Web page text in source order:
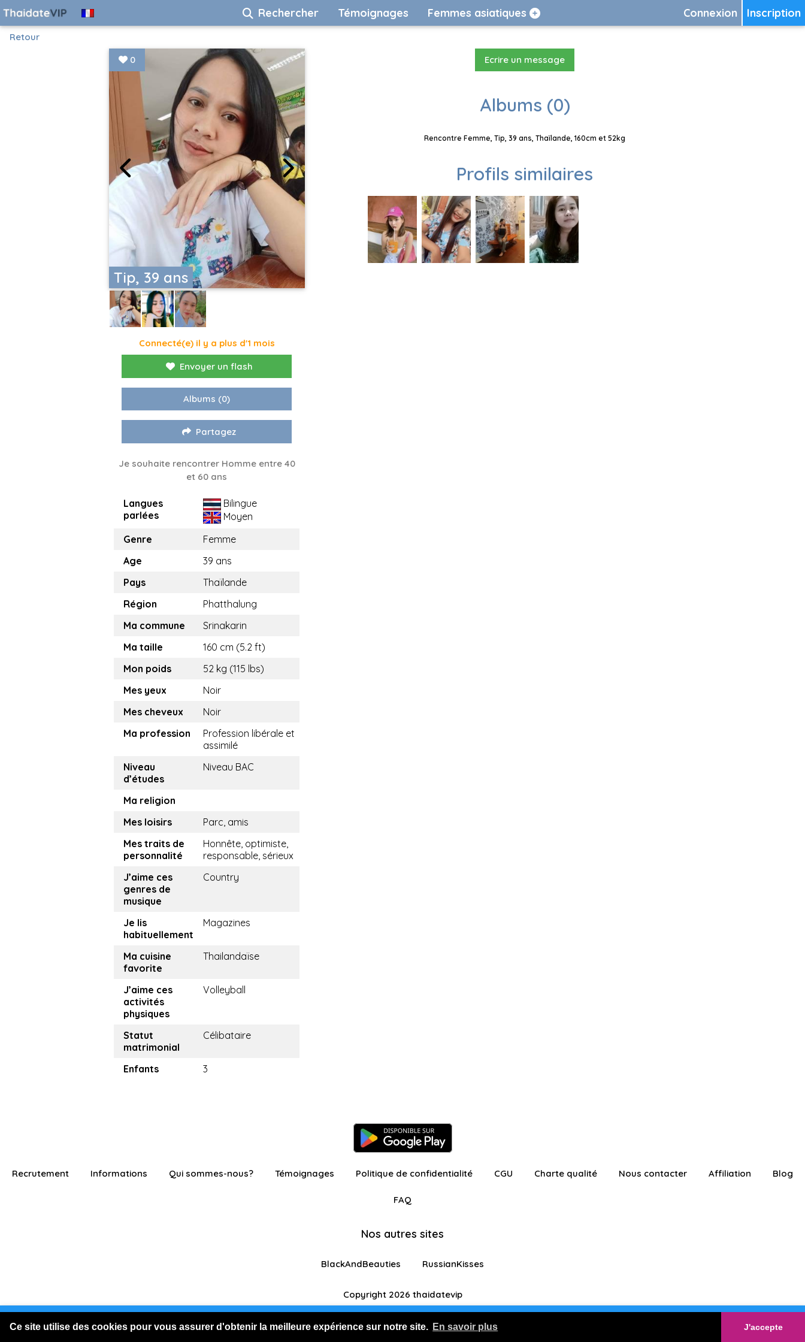
Ce site utilise des cookies pour vous assurer d'obtenir la meilleure expérience sur notre site. En savoir plus J'accepte
Vous êtes connecté en visiteur avec fonctionnalités restreintes Je m'inscris GRATUITEMENT
Inscription
Connexion
Rechercher Témoignages Femmes asiatiques
Retour
Tip, 39 ans
0
Connecté(e) il y a plus d'1 mois
Envoyer un flash
Albums (0)
Partagez
Je souhaite rencontrer Homme entre 40
et 60 ans
Langues
parlées
Bilingue
Moyen
Genre
Femme
Age
39 ans
Pays
Thaïlande
Région
Phatthalung
Ma commune
Srinakarin
Ma taille
160 cm (5.2 ft)
Mon poids
52 kg (115 lbs)
Mes yeux
Noir
Mes cheveux
Noir
Ma profession
Profession libérale et
assimilé
Niveau
d’études
Niveau BAC
Ma religion
Mes loisirs
Parc, amis
Mes traits de
personnalité
Honnête, optimiste,
responsable, sérieux
J’aime ces
genres de
musique
Country
Je lis
habituellement
Magazines
Ma cuisine
favorite
Thailandaïse
J’aime ces
activités
physiques
Volleyball
Statut
matrimonial
Célibataire
Enfants 3
Ecrire un message
Albums (0)
Rencontre Femme, Tip, 39 ans, Thaïlande, 160cm et 52kg
Profils similaires
Recrutement Informations Qui sommes-nous? Témoignages Politique de confidentialité CGU Charte qualité Nous contacter Affiliation Blog
FAQ
Nos autres sites
BlackAndBeauties RussianKisses
Copyright 2026 thaidatevip